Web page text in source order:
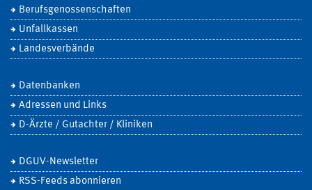
Berufsgenossenschaften
Unfallkassen
Landesverbände
Datenbanken
Adressen und Links
D-Ärzte / Gutachter / Kliniken
DGUV-Newsletter
RSS-Feeds abonnieren